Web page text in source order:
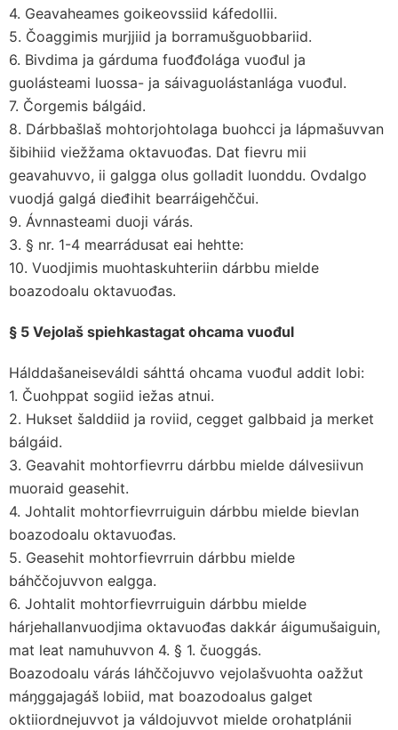
4. Geavaheames goikeovssiid káfedollii.
5. Čoaggimis murjjiid ja borramušguobbariid.
6. Bivdima ja gárduma fuođđolága vuođul ja
guolásteami luossa- ja sáivaguolástanlága vuođul.
7. Čorgemis bálgáid.
8. Dárbbašlaš mohtorjohtolaga buohcci ja lápmašuvvan
šibihiid viežžama oktavuođas. Dat fievru mii
geavahuvvo, ii galgga olus golladit luonddu. Ovdalgo
vuodjá galgá dieđihit bearráigehččui.
9. Ávnnasteami duoji várás.
3. § nr. 1-4 mearrádusat eai hehtte:
10. Vuodjimis muohtaskuhteriin dárbbu mielde
boazodoalu oktavuođas.
§ 5 Vejolaš spiehkastagat ohcama vuođul
Hálddašaneiseváldi sáhttá ohcama vuođul addit lobi:
1. Čuohppat sogiid iežas atnui.
2. Hukset šalddiid ja roviid, cegget galbbaid ja merket
bálgáid.
3. Geavahit mohtorfievrru dárbbu mielde dálvesiivun
muoraid geasehit.
4. Johtalit mohtorfievrruiguin dárbbu mielde bievlan
boazodoalu oktavuođas.
5. Geasehit mohtorfievrruin dárbbu mielde
báhččojuvvon ealgga.
6. Johtalit mohtorfievrruiguin dárbbu mielde
hárjehallanvuodjima oktavuođas dakkár áigumušaiguin,
mat leat namuhuvvon 4. § 1. čuoggás.
Boazodoalu várás láhččojuvvo vejolašvuohta oažžut
máŋggajagáš lobiid, mat boazodoalus galget
oktiiordnejuvvot ja váldojuvvot mielde orohatplánii